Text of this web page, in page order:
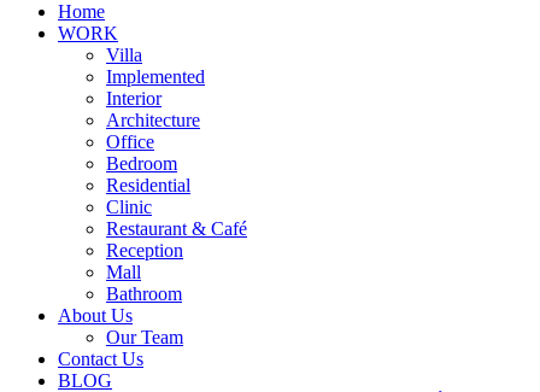
Home
WORK
Villa
Implemented
Interior
Architecture
Office
Bedroom
Residential
Clinic
Restaurant & Café
Reception
Mall
Bathroom
About Us
Our Team
Contact Us
BLOG